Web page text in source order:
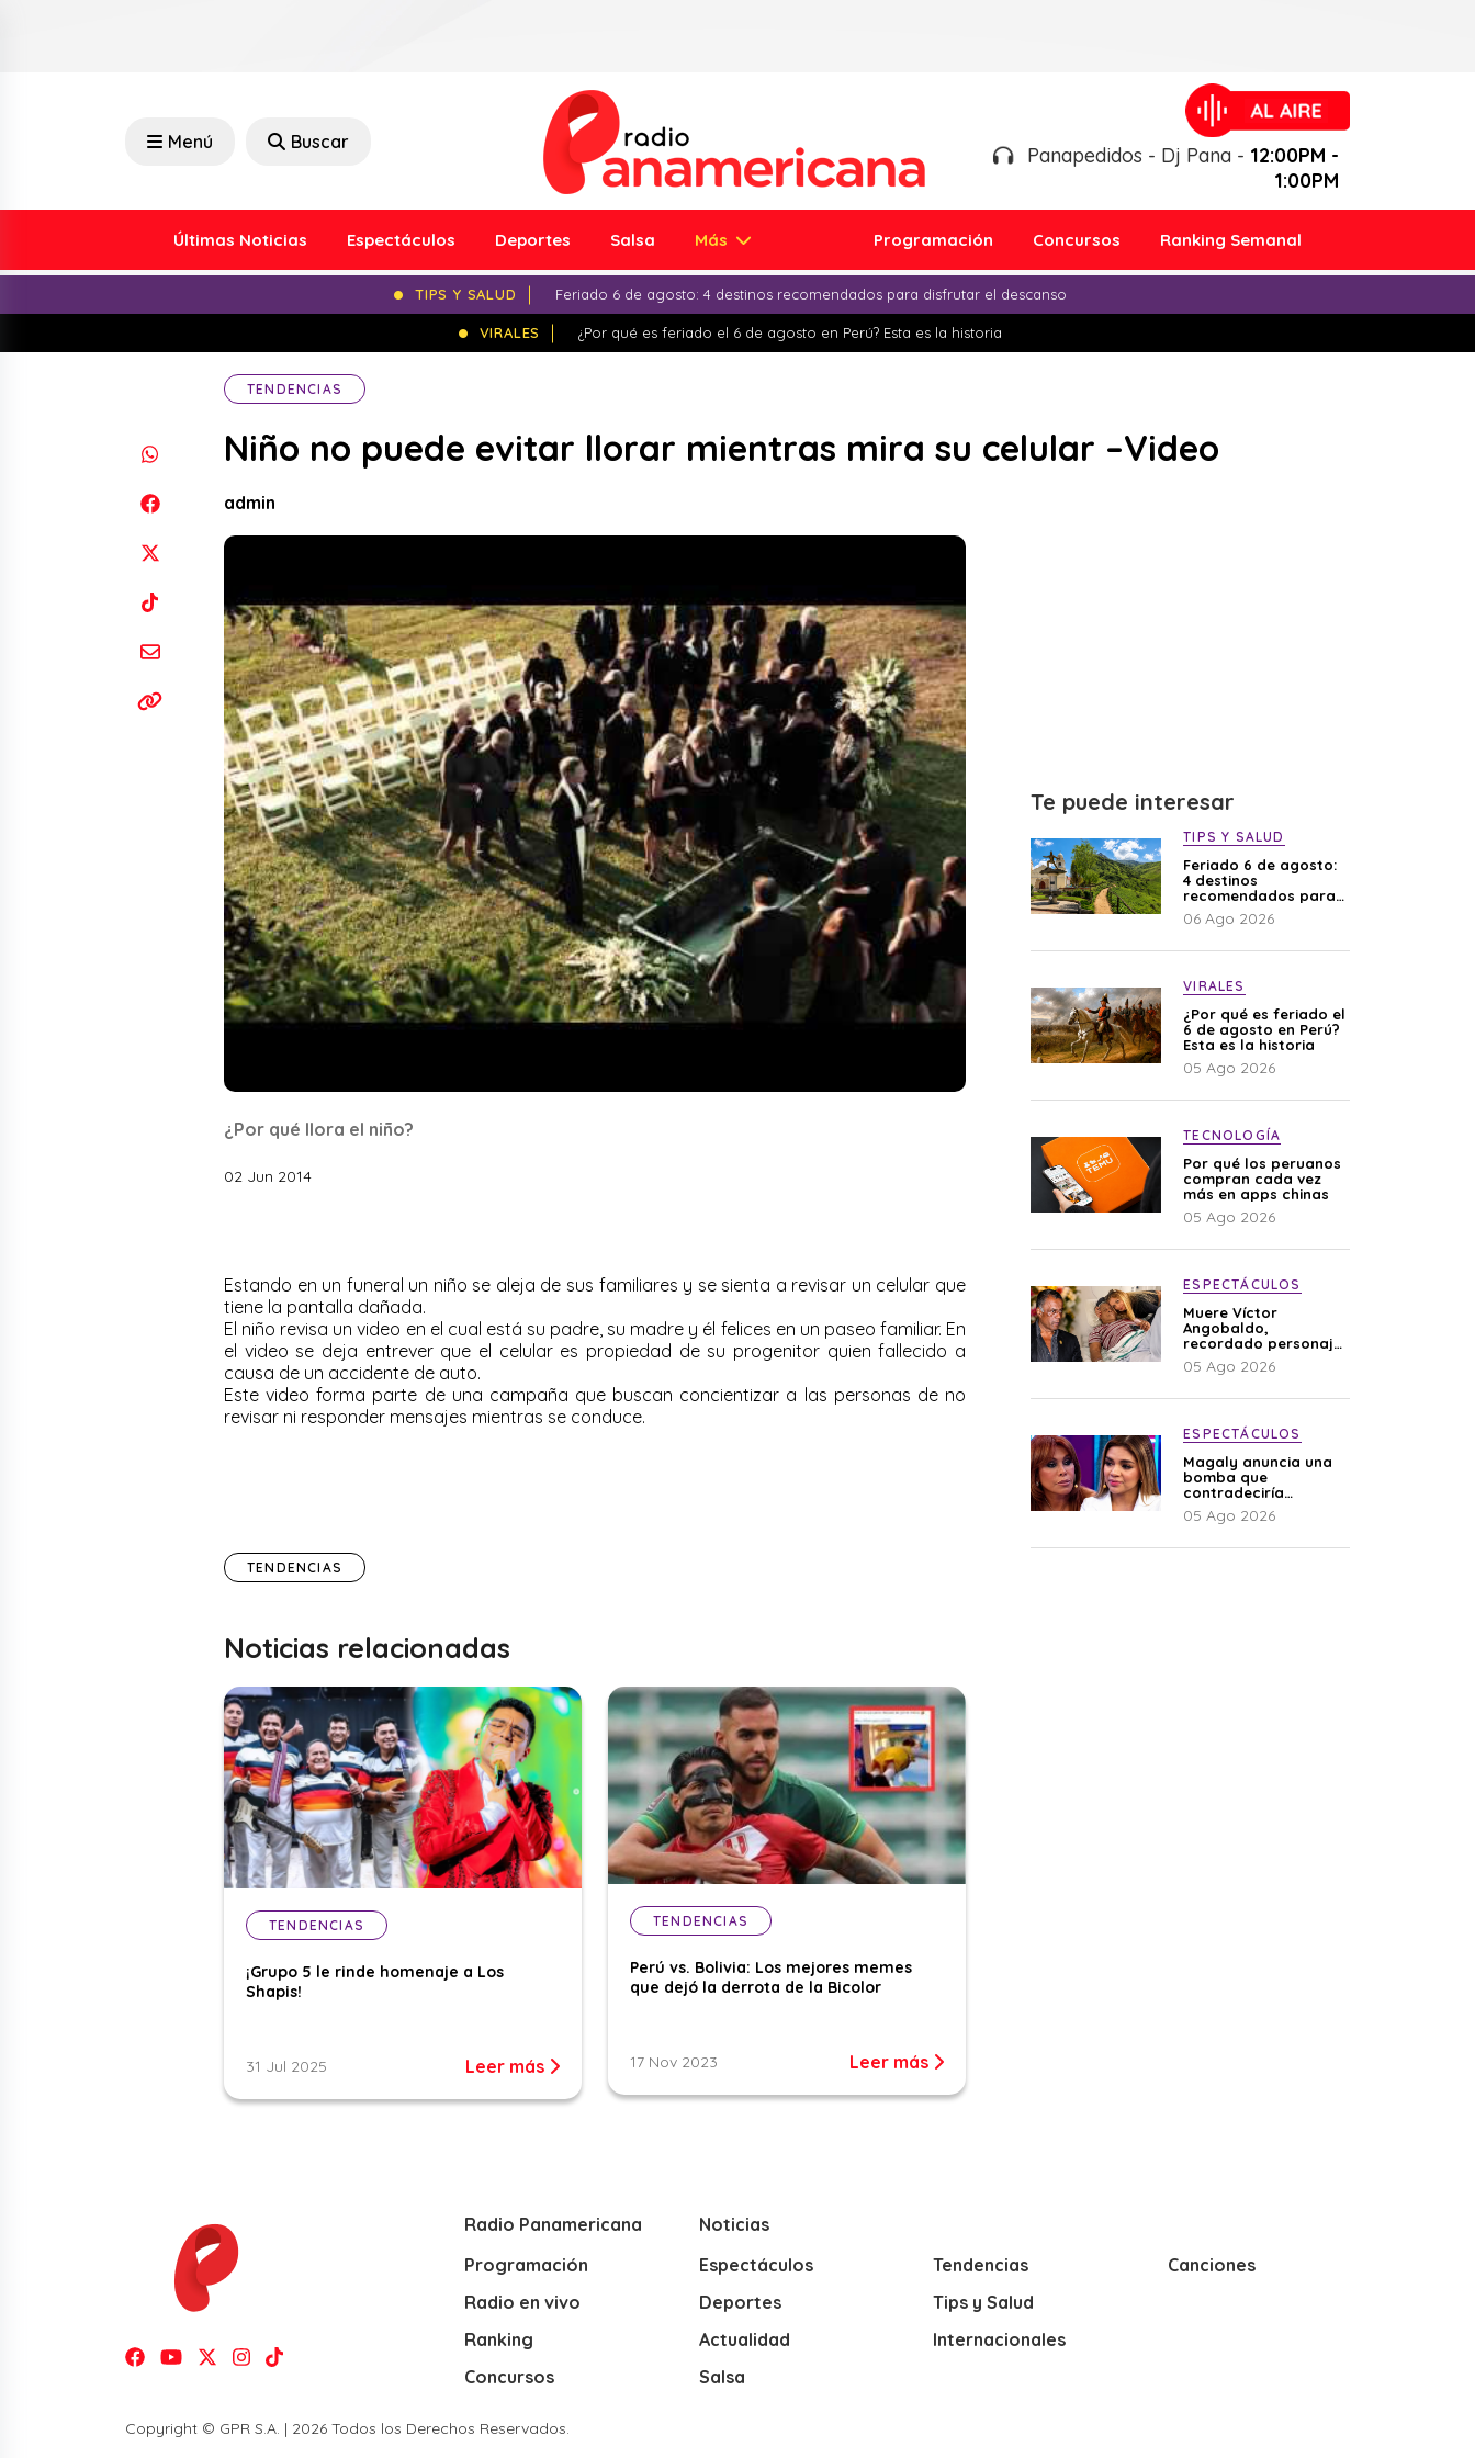
Menú Buscar
Panapedidos - Dj Pana - 12:00PM -
1:00PM
Últimas Noticias Espectáculos Deportes Salsa Más Programación Concursos Ranking Semanal
TIPS Y SALUD Feriado 6 de agosto: 4 destinos recomendados para disfrutar el descanso
VIRALES ¿Por qué es feriado el 6 de agosto en Perú? Esta es la historia
TENDENCIAS
Niño no puede evitar llorar mientras mira su celular –Video
admin
¿Por qué llora el niño?
02 Jun 2014
Estando en un funeral un niño se aleja de sus familiares y se sienta a revisar un celular que
tiene la pantalla dañada.
El niño revisa un video en el cual está su padre, su madre y él felices en un paseo familiar. En
el video se deja entrever que el celular es propiedad de su progenitor quien fallecido a
causa de un accidente de auto.
Este video forma parte de una campaña que buscan concientizar a las personas de no
revisar ni responder mensajes mientras se conduce.
TENDENCIAS
Noticias relacionadas
TENDENCIAS
¡Grupo 5 le rinde homenaje a Los
Shapis!
31 Jul 2025 Leer más
TENDENCIAS
Perú vs. Bolivia: Los mejores memes
que dejó la derrota de la Bicolor
17 Nov 2023 Leer más
Te puede interesar
TIPS Y SALUD
Feriado 6 de agosto:
4 destinos
recomendados para
disfrutar el descanso
06 Ago 2026
VIRALES
¿Por qué es feriado el
6 de agosto en Perú?
Esta es la historia
05 Ago 2026
TECNOLOGÍA
Por qué los peruanos
compran cada vez
más en apps chinas
05 Ago 2026
ESPECTÁCULOS
Muere Víctor
Angobaldo,
recordado personaje
de la farándula y
expareja de Shirley
05 Ago 2026
ESPECTÁCULOS
Magaly anuncia una
bomba que
contradeciría
comunicado de La
Bella Luz: “Hay un
05 Ago 2026
Radio Panamericana
Programación
Radio en vivo
Ranking
Concursos
Noticias
Espectáculos
Deportes
Actualidad
Salsa
Tendencias
Tips y Salud
Internacionales
Canciones
Copyright © GPR S.A. | 2026 Todos los Derechos Reservados.